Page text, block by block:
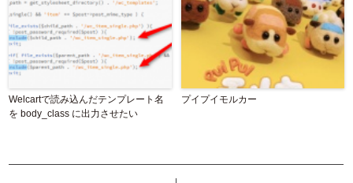
Welcartで読み込んだテンプレート名
を body_class に出力させたい
プイプイモルカー